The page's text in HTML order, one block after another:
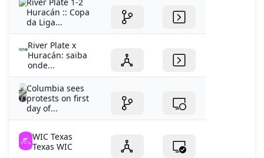
River Plate x
Huracán: saiba
onde...
Columbia sees
protests on first
day of...
WIC Texas
Texas WIC
As Columbia
resumes classes
student...